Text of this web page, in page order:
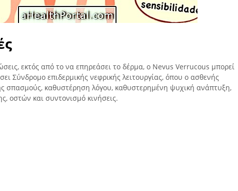
εκτός από το να επηρεάσει το δέρμα, ο Nevus Verrucous μπορεί
Σύνδρομο επιδερμικής νεφρικής λειτουργίας, όπου ο ασθενής
σπασμούς, καθυστέρηση λόγου, καθυστερημένη ψυχική ανάπτυξη,
οστών και συντονισμό κινήσεις.